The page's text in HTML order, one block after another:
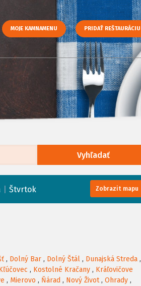
MOJE KAMNAMENU PRIDAŤ REŠTAURÁCIU
Vyhľadať
Štvrtok Zobrazit mapu
, Dolný Bar , Dolný Štál , Dunajská Streda ,
, Kostolné Kračany , Kráľovičove
, Mierovo , Ňárad , Nový Život, Ohrady ,